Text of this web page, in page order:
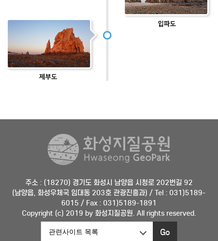
주소 : (18270) 경기도 화성시 남양읍 시청로 202번길 92
(남양읍, 화성우체국 임대동 203호 관광진흥과) / Tel : 031)5189-
6015 / Fax : 031)5189-1891
Copyright (c) 2019 by 화성지질공원. All rights reserved.
Go